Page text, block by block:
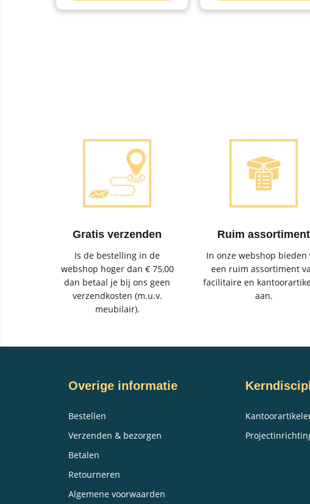
Gratis verzenden
Is de bestelling in de
webshop hoger dan € 75,00
dan betaal je bij ons geen
verzendkosten (m.u.v.
meubilair).
Ruim assortiment
In onze webshop bieden
een ruim assortiment
facilitaire en
aan.
Overige informatie
Bestellen
Verzenden & bezorgen
Betalen
Retourneren
Algemene voorwaarden